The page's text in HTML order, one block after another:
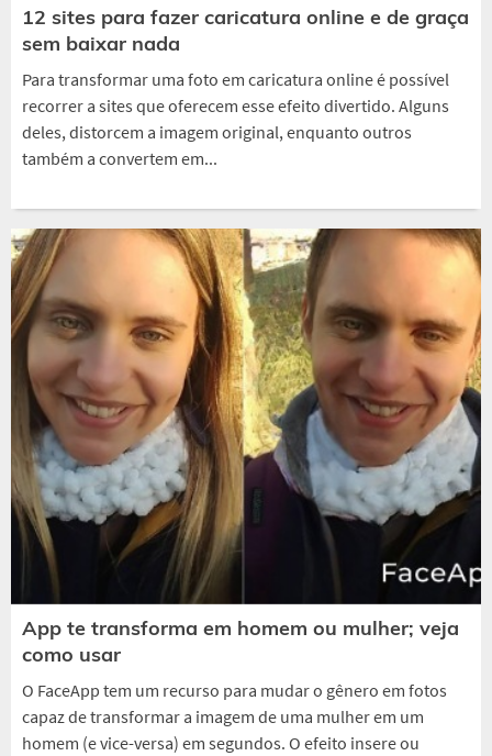
12 sites para fazer caricatura online e de graça
sem baixar nada
Para transformar uma foto em caricatura online é possível
recorrer a sites que oferecem esse efeito divertido. Alguns
deles, distorcem a imagem original, enquanto outros
também a convertem em...
App te transforma em homem ou mulher; veja
como usar
O FaceApp tem um recurso para mudar o gênero em fotos
capaz de transformar a imagem de uma mulher em um
homem (e vice-versa) em segundos. O efeito insere ou